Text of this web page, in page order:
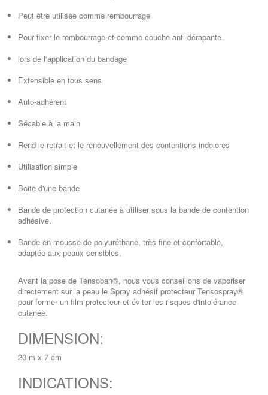
Peut être utilisée comme rembourrage
Pour fixer le rembourrage et comme couche anti-dérapante
lors de l‘application du bandage
Extensible en tous sens
Auto-adhérent
Sécable à la main
Rend le retrait et le renouvellement des contentions indolores
Utilisation simple
Boite d'une bande
Bande de protection cutanée à utiliser sous la bande de contention
adhésive.
Bande en mousse de polyuréthane, très fine et confortable,
adaptée aux peaux sensibles.
Avant la pose de Tensoban®, nous vous conseillons de vaporiser
directement sur la peau le Spray adhésif protecteur Tensospray®
pour former un film protecteur et éviter les risques d'intolérance
cutanée.
DIMENSION:
20 m x 7 cm
INDICATIONS: